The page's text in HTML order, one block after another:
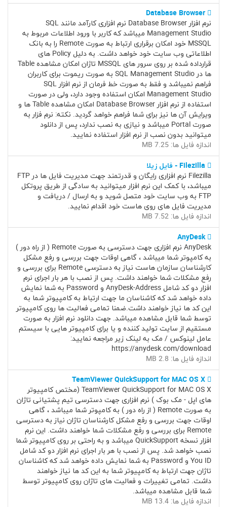
Database Browser
نرم افزار Database Browser نرم افزاری کارآمد مانند SQL
Management Studio میباشد که کاربر با ورود اطلاعات مربوط به
MSSQL خود امکان برقراری ارتباط به صورت Remote را به بانک
اطلاعاتی وب سایت خود خواهد داشت. به دلیل Policy های
قرارداده شده بر روی سرور های MSSQL تاژان امکان مشاهده Table
ها در SQL Management Studio به صورت ریموت برای کاربران
فراهم نمیباشد و فقط به صورت خط فرمان از نرم افزار SQL
Management Studio امکان استفاده وجود دارد، ولی در صورت
استفاده از نرم افزار Database Browser امکان مشاهده Table ها و
ویرایش آن ها نیز برای شما فراهم خواهد گردید. نکته: نرم فزار به
صورت Portal میباشد و نیازی به نصب ندارد، پس از دانلود
میتوانید بدون نصب از نرم افزار استفاده نمایید.
اندازه فایل ها: 7.25 MB
Filezilla - فایل زیلا
Filezilla نرم افزاری رایگان و قدرتمند جهت مدیریت فایل ها در FTP
میباشد، با کمک این نرم افزار میتوانید به سادگی از طریق پروتکل
FTP به وب سایت خود متصل شوید و به ارسال / دریافت و
مدیریت فایل های روی هاست خود اقدام نمایید.
اندازه فایل ها: 7.52 MB
AnyDesk
AnyDesk نرم افزاری جهت دسترسی به صورت Remote ( از راه دور )
به کامپوتر شما میباشد ، گاهی اوقات جهت بررسی و رفع مشکل
کارشناسان سازمان هاست نیاز به دسترسی Remote برای بررسی و
رفع مشکلات شما خواهند داشت. پس از نصب با هر بار اجرای نرم
افزار دو کد شامل AnyDesk-Address و Password به شما نمایش
داده خواهد شد که کاشناسان ما جهت ارتباط به کامپیوتر شما به
این کد ها نیاز خواهند داشت.ضمنا تمامی فعالیت ها روی کامپیوتر
توسط شما قابل مشاهده میباشد. جهت دانلود نرم افزار به صورت
مستقیم از سایت تولید کننده و یا برای کامپیوتر هایی با سیستم
عامل لینوکس / مک به لینک زیر مراجعه نمایید:
https://anydesk.com/download
اندازه فایل ها: 2.8 MB
TeamViewer QuickSupport for MAC OS X
TeamViewer QuickSupport for MAC OS X (مختص کامپیوتر
های اپل - مک بوک ) نرم افزاری جهت دسترسی تیم پشتیانی تاژان
به صورت Remote ( از راه دور ) به کامپوتر شما میباشد ، گاهی
اوقات جهت بررسی و رفع مشکل کارشناسان تاژان نیاز به دسترسی
Remote برای بررسی و رفع مشکلات شما خواهند داشت. این نرم
افزار نسخه QuickSupport میباشد و به راحتی بر روی کامپیوتر شما
نصب خواهد شد. پس از نصب با هر بار اجرای نرم افزار دو کد شامل
You ID و Password به شما نمایش داده خواهد شد که کاشناسان
تاژان جهت ارتباط به کامپیوتر شما به این کد ها نیاز خواهند
داشت. تمامی تغییرات و فعالیت های تاژان روی کامپیوتر توسط
شما قابل مشاهده میباشد.
اندازه فایل ها: 13.4 MB